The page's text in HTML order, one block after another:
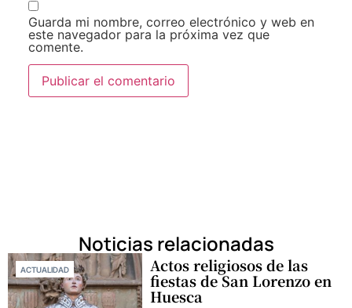
Guarda mi nombre, correo electrónico y web en
este navegador para la próxima vez que
comente.
Noticias relacionadas
ACTUALIDAD Actos religiosos de las
fiestas de San Lorenzo en
Huesca